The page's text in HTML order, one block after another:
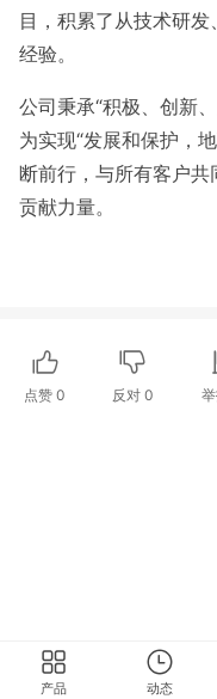
目，积累了从技术研
经验。
公司秉承“积极、创新
为实现“发展和保护，
断前行，与所有客户
贡献力量。
点赞 0 反对0
产品 动态